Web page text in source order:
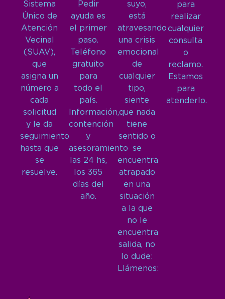
Sistema
Único de
Atención
Vecinal
(SUAV),
que
asigna un
número a
cada
solicitud
y le da
seguimiento
hasta que
se
resuelve.
Pedir
ayuda es
el primer
paso.
Teléfono
gratuito
para
todo el
país.
Información,
contención
y
asesoramiento
las 24 hs,
los 365
días del
año.
suyo,
está
atravesando
una crisis
emocional
de
cualquier
tipo,
siente
que nada
tiene
sentido o
se
encuentra
atrapado
en una
situación
a la que
no le
encuentra
salida, no
lo dude:
Llámenos:
para
realizar
cualquier
consulta
o
reclamo.
Estamos
para
atenderlo.